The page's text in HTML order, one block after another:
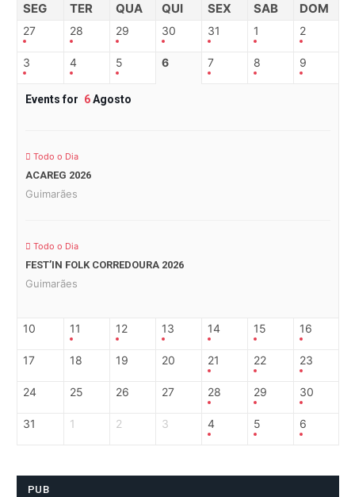
SEG TER QUA QUI SEX SAB DOM
27 28 29 30 31 1 2
3 4 5 6 7 8 9
Events for 6Agosto
Todo o Dia
ACAREG 2026
Guimarães
Todo o Dia
FEST’IN FOLK CORREDOURA 2026
Guimarães
10 11 12 13 14 15 16
17 18 19 20 21 22 23
24 25 26 27 28 29 30
31 1 2 3 4 5 6
PUB